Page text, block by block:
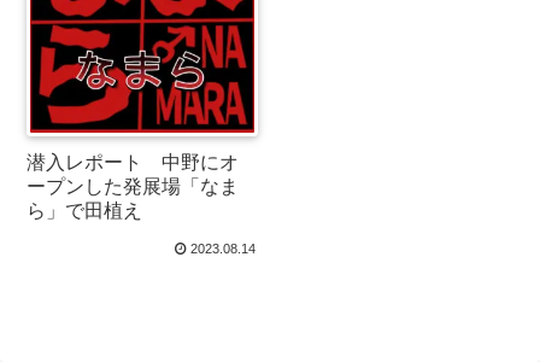
潜入レポート 中野にオ
ープンした発展場「なま
ら」で田植え
2023.08.14